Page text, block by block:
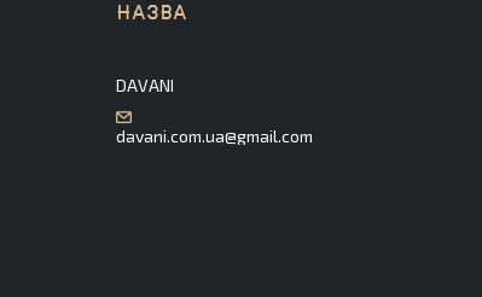
DAVANI
davani.com.ua@gmail.com